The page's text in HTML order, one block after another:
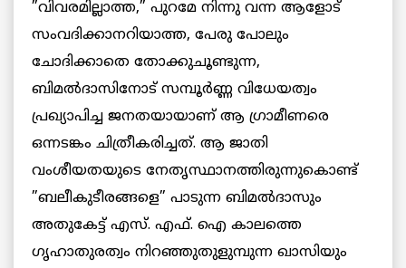
”വിവരമില്ലാത്ത,” പുറമേ നിന്നു വന്ന ആളോട്
സംവദിക്കാനറിയാത്ത, പേരു പോലും
ചോദിക്കാതെ തോക്കുചൂണ്ടുന്ന,
ബിമല്‍ദാസിനോട് സമ്പൂര്‍ണ്ണ വിധേയത്വം
പ്രഖ്യാപിച്ച ജനതയായാണ് ആ ഗ്രാമീണരെ
ഒന്നടങ്കം ചിത്രീകരിച്ചത്. ആ ജാതി
വംശീയതയുടെ നേതൃസ്ഥാനത്തിരുന്നുകൊണ്ട്
”ബലീകുടീരങ്ങളെ” പാടുന്ന ബിമല്‍ദാസും
അതുകേട്ട് എസ്. എഫ്. ഐ കാലത്തെ
ഗൃഹാതുരത്വം നിറഞ്ഞുതുളുമ്പുന്ന ഖാസിയും